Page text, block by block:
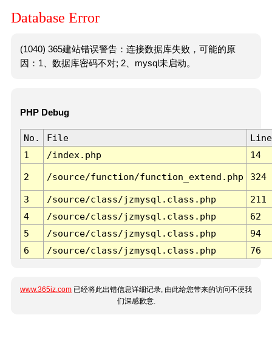
Database Error
(1040) 365建站错误警告：连接数据库失败，可能的原
因：1、数据库密码不对; 2、mysql未启动。
PHP Debug
No. File
Line
1
/index.php 14
2 /source/function/function_extend.php 324
3 /source/class/jzmysql.class.php
211
4
/source/class/jzmysql.class.php
62
5
/source/class/jzmysql.class.php
94
6
/source/class/jzmysql.class.php 76
www.365jz.com 已经将此出错信息详细记录, 由此给您带来的访问不便我
们深感歉意.